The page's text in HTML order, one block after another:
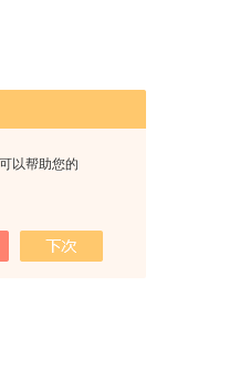
以帮助您的